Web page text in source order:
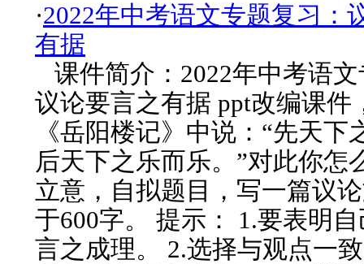
·2022年中考语文专题复习：
有据
课件简介：2022年中考语
议论要言之有据 ppt改编课件
《岳阳楼记》中说：“先天下
后天下之乐而乐。”对此你怎
立意，自拟题目，写一篇议
于600字。 提示： 1.要表明
言之成理。 2.选择与观点一